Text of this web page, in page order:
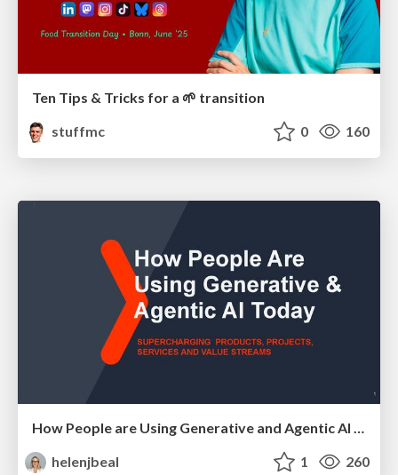
Ten Tips & Tricks for a 🌱 transition
stuffmc
0 160
How People are Using Generative and Agentic AI to Supercharge Their Products, Projects, Services and Value Streams Today
helenjbeal
1 260